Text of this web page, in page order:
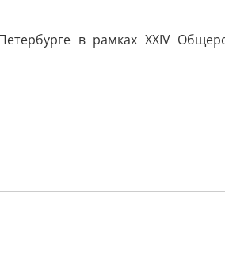
в рамках XXIV